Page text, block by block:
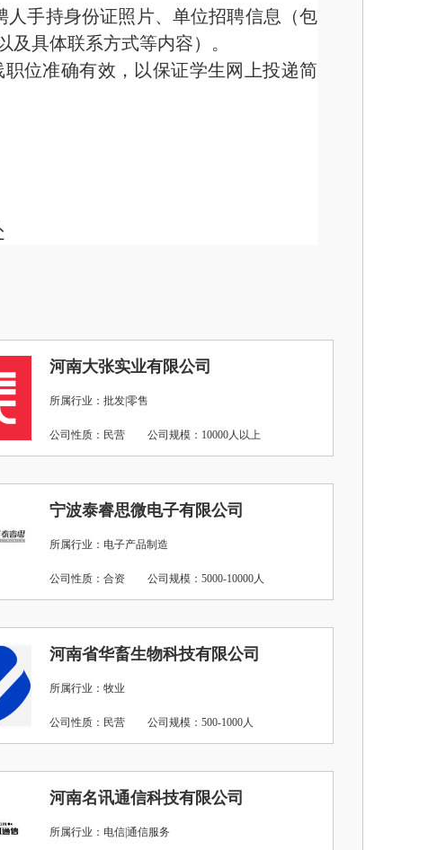
手持身份证照片、单位招聘信息（包
具体联系方式等内容）。
位准确有效，以保证学生网上投递简
河南大张实业有限公司
所属行业：批发|零售
公司性质：民营 公司规模：10000人以上
宁波泰睿思微电子有限公司
所属行业：电子产品制造
公司性质：合资 公司规模：5000-10000人
河南省华畜生物科技有限公司
所属行业：牧业
公司性质：民营 公司规模：500-1000人
河南名讯通信科技有限公司
所属行业：电信|通信服务